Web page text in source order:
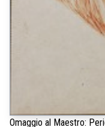
Omaggio al Maestro: